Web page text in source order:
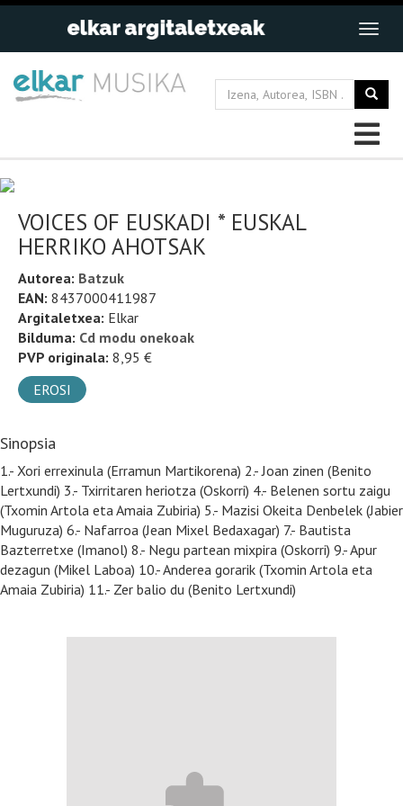
VOICES OF EUSKADI * EUSKAL
HERRIKO AHOTSAK
Autorea: Batzuk
EAN: 8437000411987
Argitaletxea: Elkar
Bilduma: Cd modu onekoak
PVP originala: 8,95 €
EROSI
Sinopsia
1.- Xori errexinula (Erramun Martikorena) 2.- Joan zinen (Benito
Lertxundi) 3.- Txirritaren heriotza (Oskorri) 4.- Belenen sortu zaigu
(Txomin Artola eta Amaia Zubiria) 5.- Mazisi Okeita Denbelek (Jabier
Muguruza) 6.- Nafarroa (Jean Mixel Bedaxagar) 7.- Bautista
Bazterretxe (Imanol) 8.- Negu partean mixpira (Oskorri) 9.- Apur
dezagun (Mikel Laboa) 10.- Anderea gorarik (Txomin Artola eta
Amaia Zubiria) 11.- Zer balio du (Benito Lertxundi)